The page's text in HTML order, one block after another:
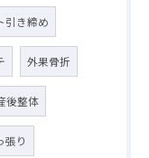
引き締め
外果骨折
後整体
張り